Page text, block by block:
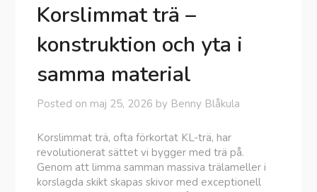
Korslimmat trä –
konstruktion och yta i
samma material
Posted on maj 25, 2026 by Benny Blåkula
Korslimmat trä, ofta förkortat KL-trä, har
revolutionerat sättet vi bygger med trä på.
Genom att limma samman massiva trälameller i
korslagda skikt skapas skivor med exceptionell